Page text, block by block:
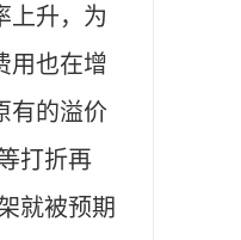
上升，为
用也在增
有的溢价
打折再
就被预期